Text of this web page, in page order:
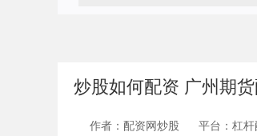
炒股如何配资 广州期
作者：配资网炒股 平台：杠